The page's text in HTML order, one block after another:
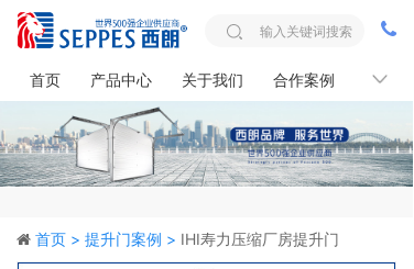
首页 产品中心 关于我们 合作案例 联系我
首页 > 提升门案例 > IHI寿力压缩厂房提升门